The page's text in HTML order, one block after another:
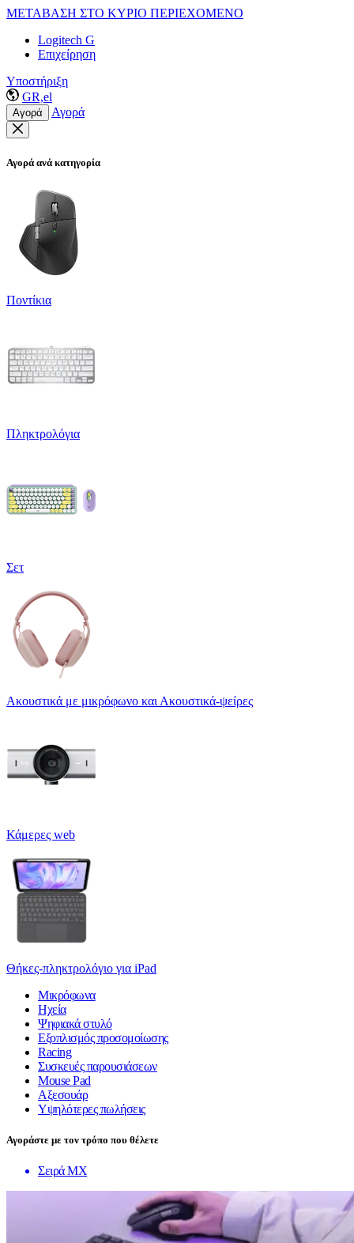
ΜΕΤΑΒΑΣΗ ΣΤΟ ΚΥΡΙΟ ΠΕΡΙΕΧΟΜΕΝΟ
Logitech G
Επιχείρηση
Υποστήριξη
GR,el
Αγορά Αγορά
Αγορά ανά κατηγορία
Ποντίκια
Πληκτρολόγια
Σετ
Ακουστικά με μικρόφωνο και Ακουστικά-ψείρες
Κάμερες web
Θήκες-πληκτρολόγιο για iPad
Μικρόφωνα
Ηχεία
Ψηφιακά στυλό
Εξοπλισμός προσομοίωσης
Racing
Συσκευές παρουσιάσεων
Mouse Pad
Αξεσουάρ
Υψηλότερες πωλήσεις
Αγοράστε με τον τρόπο που θέλετε
Σειρά MX